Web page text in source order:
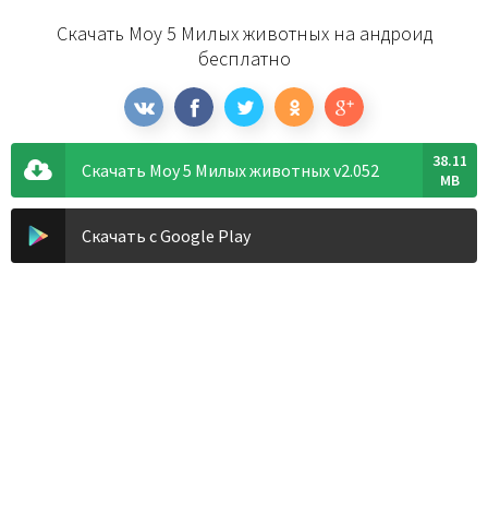
Скачать Moy 5 Милых животных на андроид
бесплатно
Скачать Moy 5 Милых животных v2.052
38.11
MB
Скачать с Google Play